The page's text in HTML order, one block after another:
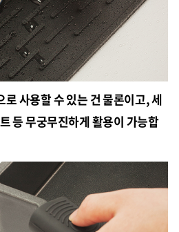
사용할 수 있는 건 물론이고, 세
등 무궁무진하게 활용이 가능합